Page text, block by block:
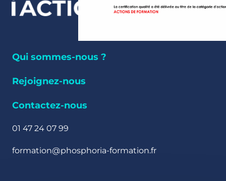
Qui sommes-nous ?
Rejoignez-nous
Contactez-nous
01 47 24 07 99
formation@phosphoria-formation.fr